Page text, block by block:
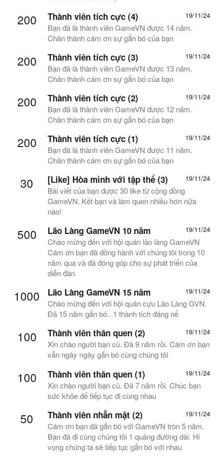
200 19/11/24
Thành viên tích cực (4)
Bạn đã là thành viên GameVN được 14 năm.
Chân thành cám ơn sự gắn bó của bạn
200 19/11/24
Thành viên tích cực (3)
Bạn đã là thành viên GameVN được 13 năm.
Chân thành cám ơn sự gắn bó của bạn
200 19/11/24
Thành viên tích cực (2)
Bạn đã là thành viên GameVN được 12 năm.
Chân thành cám ơn sự gắn bó của bạn
200 19/11/24
Thành viên tích cực (1)
Bạn đã là thành viên GameVN được 11 năm.
Chân thành cám ơn sự gắn bó của bạn
30 19/11/24
[Like] Hòa mình với tập thể (3)
Bài viết của bạn được 30 like từ cộng đồng
GameVN. Kết bạn và làm quen nhiều hơn nữa
nào!
500 19/11/24
Lão Làng GameVN 10 năm
Chào mừng đến với hội quán lão làng GameVN
Cám ơn bạn đã đồng hành với chúng tôi trong 10
năm qua và đã đóng góp cho sự phát triển của
diễn đàn
1000 19/11/24
Lão Làng GameVN 15 năm
Chào mừng đến với hội quán cựu Lão Làng GVN.
Đã 15 năm gắn bó...1 thành tích đáng nể
100 19/11/24
Thành viên thân quen (2)
Xin chào người bạn cũ. Đã 9 năm rồi. Cám ơn bạn
vẫn ngày ngày gắn bó cùng chúng tôi
100 19/11/24
Thành viên thân quen (1)
Xin chào người bạn cũ. Đã 7 năm rồi. Chúc bạn
sức khỏe để tiếp tục đi cùng nhau
50 19/11/24
Thành viên nhẵn mặt (2)
Cám ơn bạn đã gắn bó với GameVN tròn 5 năm.
Bạn đã đi cùng chúng tôi 1 quãng đường dài. Hi
vọng chúng ta sẽ tiếp tục gắn bó với nhau